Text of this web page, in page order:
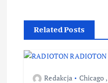
Related Posts
Redakcja Chicago ,